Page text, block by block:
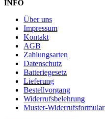
INFO
Über uns
Impressum
Kontakt
AGB
Zahlungsarten
Datenschutz
Batteriegesetz
Lieferung
Bestellvorgang
Widerrufsbelehrung
Muster-Widerrufsformular